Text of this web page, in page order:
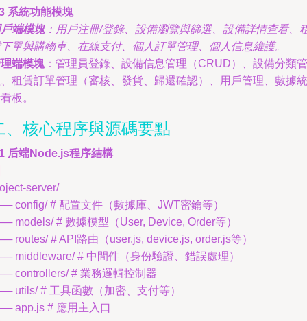
系統功能模塊
端模塊：用戶注冊/登錄、設備瀏覽與篩選、設備詳情查看、
單與購物車、在線支付、個人訂單管理、個人信息維護。
端模塊 ：管理員登錄、設備信息管理（CRUD）、設備分類管
租賃訂單管理（審核、發貨、歸還確認）、用戶管理、數據統
板。
、核心程序與源碼要點
后端Node.js程序結構
server/
config/ # 配置文件（數據庫、JWT密鑰等）
models/ # 數據模型（User, Device, Order等）
routes/ # API路由（user.js, device.js, order.js等）
middleware/ # 中間件（身份驗證、錯誤處理）
controllers/ # 業務邏輯控制器
utils/ # 工具函數（加密、支付等）
app.js # 應用主入口